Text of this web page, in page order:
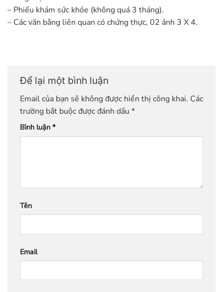
– Phiếu khám sức khỏe (không quá 3 tháng).
– Các văn bằng liên quan có chứng thực, 02 ảnh 3 X 4.
Để lại một bình luận
Email của bạn sẽ không được hiển thị công khai. Các
trường bắt buộc được đánh dấu *
Bình luận *
Tên
Email